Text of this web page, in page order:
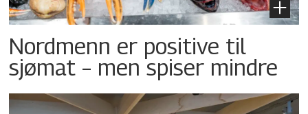
Nordmenn er positive til
sjømat – men spiser mindre